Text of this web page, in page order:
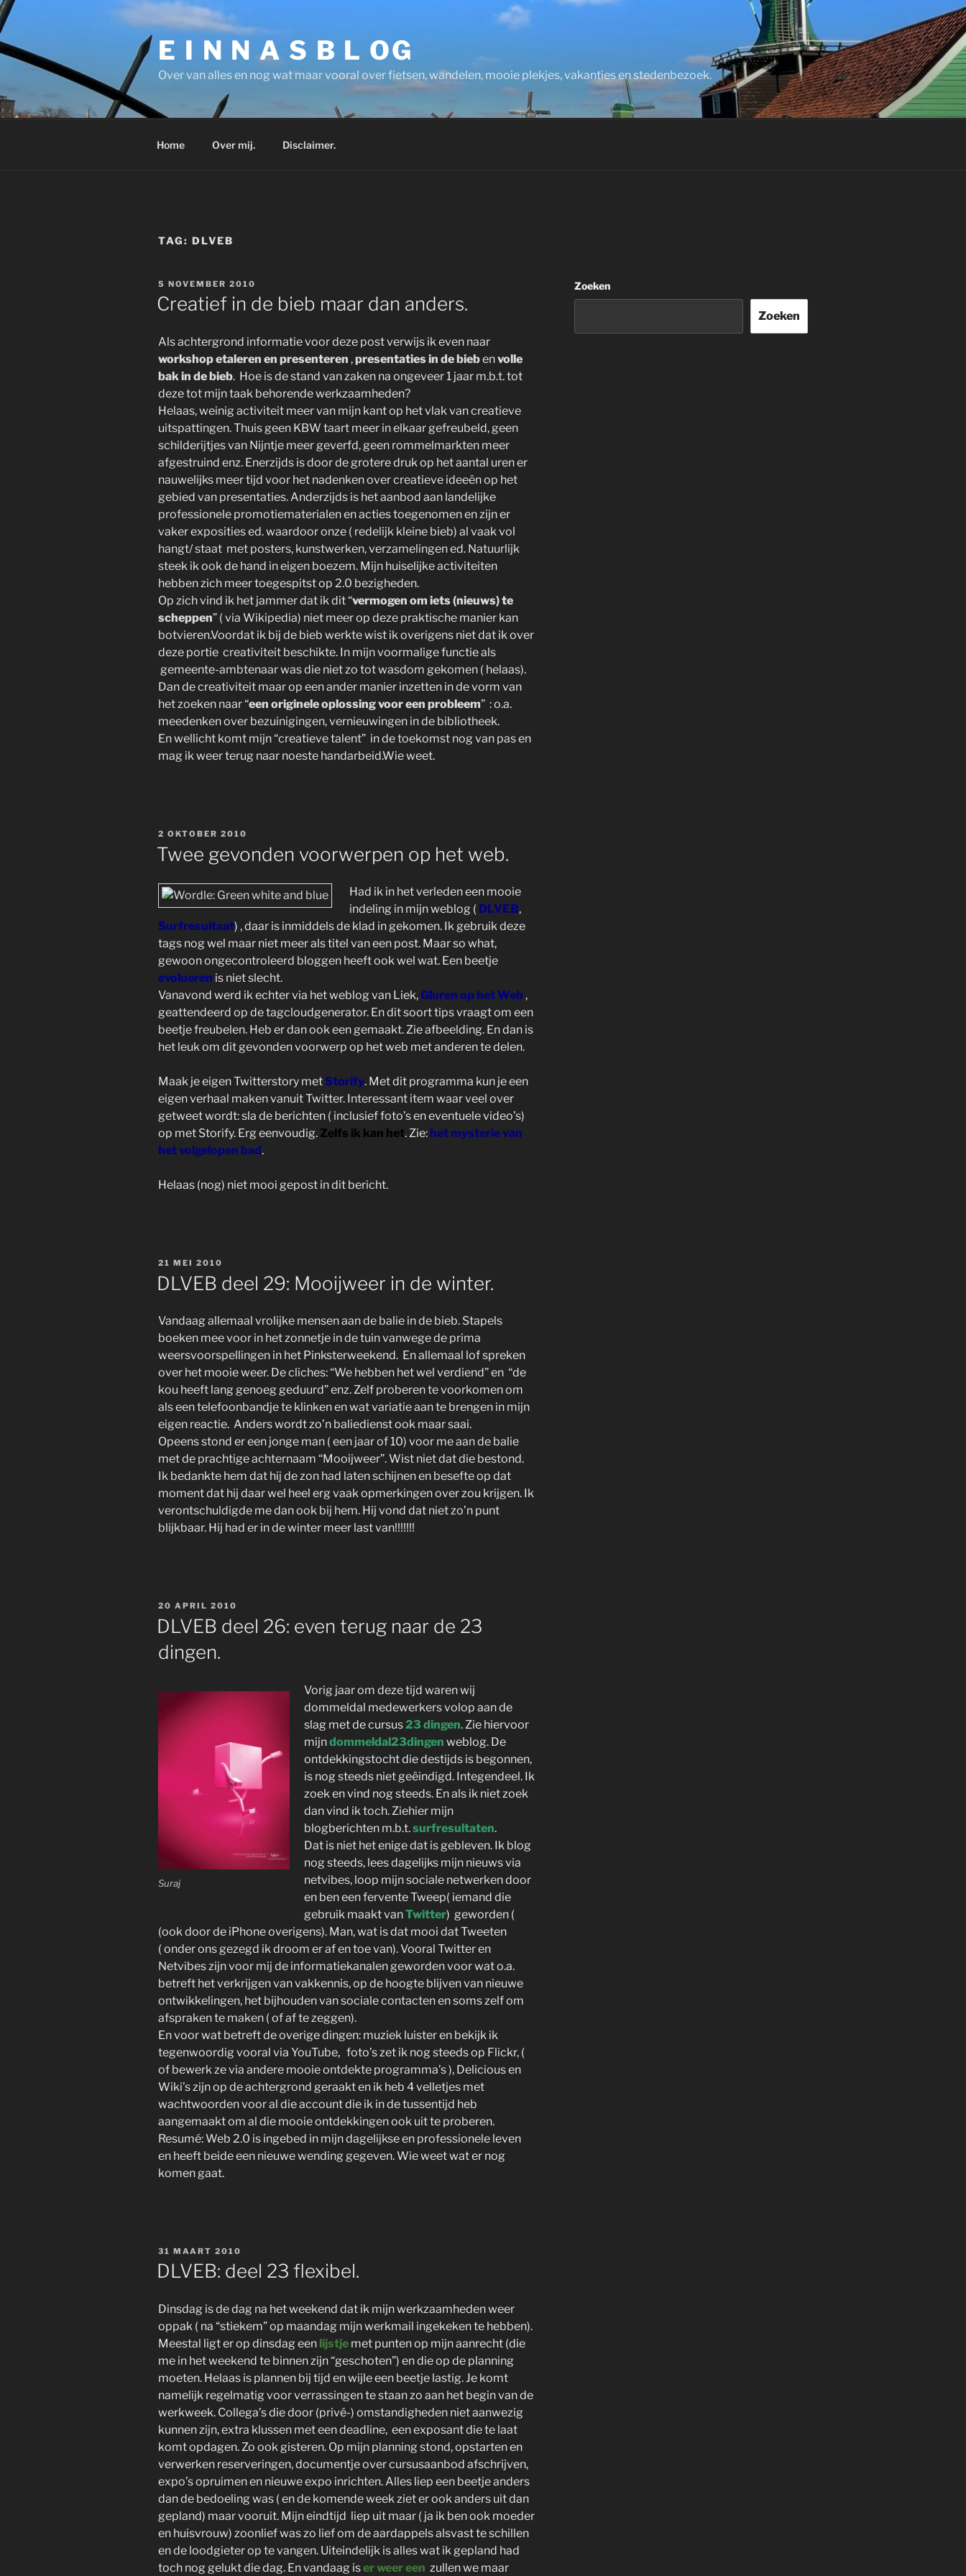
Ga
naar
de
inhoud
E I N N A S B L OG
Over van alles en nog wat maar vooral over fietsen, wandelen, mooie plekjes, vakanties en stedenbezoek.
Home Over mij. Disclaimer.
TAG: DLVEB
GEPLAATST
OP
5 NOVEMBER 2010
Creatief in de bieb maar dan anders.
Als achtergrond informatie voor deze post verwijs ik even naar
workshop etaleren en presenteren ,presentaties in de biebenvolle
bak in de bieb. Hoe is de stand van zaken na ongeveer 1 jaar m.b.t. tot
deze tot mijn taak behorende werkzaamheden?
Helaas, weinig activiteit meer van mijn kant op het vlak van creatieve
uitspattingen. Thuis geen KBW taart meer in elkaar gefreubeld, geen
schilderijtjes van Nijntje meer geverfd, geen rommelmarkten meer
afgestruind enz. Enerzijds is door de grotere druk op het aantal uren er
nauwelijks meer tijd voor het nadenken over creatieve ideeën op het
gebied van presentaties. Anderzijds is het aanbod aan landelijke
professionele promotiematerialen en acties toegenomen en zijn er
vaker exposities ed. waardoor onze ( redelijk kleine bieb) al vaak vol
hangt/ staat met posters, kunstwerken, verzamelingen ed. Natuurlijk
steek ik ook de hand in eigen boezem. Mijn huiselijke activiteiten
hebben zich meer toegespitst op 2.0 bezigheden.
Op zich vind ik het jammer dat ik dit “vermogen om iets (nieuws) te
scheppen” ( via Wikipedia) niet meer op deze praktische manier kan
botvieren.Voordat ik bij de bieb werkte wist ik overigens niet dat ik over
deze portie creativiteit beschikte. In mijn voormalige functie als
gemeente-ambtenaar was die niet zo tot wasdom gekomen ( helaas).
Dan de creativiteit maar op een ander manier inzetten in de vorm van
het zoeken naar “een originele oplossing voor een probleem” : o.a.
meedenken over bezuinigingen, vernieuwingen in de bibliotheek.
En wellicht komt mijn “creatieve talent” in de toekomst nog van pas en
mag ik weer terug naar noeste handarbeid.Wie weet.
GEPLAATST
2 OKTOBER 2010
Twee gevonden voorwerpen op het web.
Had ik in het verleden een mooie
indeling in mijn weblog ( DLVEB,
Surfresultaat) , daar is inmiddels de klad in gekomen. Ik gebruik deze
tags nog wel maar niet meer als titel van een post. Maar so what,
gewoon ongecontroleerd bloggen heeft ook wel wat. Een beetje
evolueren is niet slecht.
Vanavond werd ik echter via het weblog van Liek,Gluren op het Web ,
geattendeerd op de tagcloudgenerator. En dit soort tips vraagt om een
beetje freubelen. Heb er dan ook een gemaakt. Zie afbeelding. En dan is
het leuk om dit gevonden voorwerp op het web met anderen te delen.
Maak je eigen Twitterstory metStorify. Met dit programma kun je een
eigen verhaal maken vanuit Twitter. Interessant item waar veel over
getweet wordt: sla de berichten ( inclusief foto’s en eventuele video’s)
op met Storify. Erg eenvoudig. Zelfs ik kan het. Zie: het mysterie van
het volgelopen bad.
Helaas (nog) niet mooi gepost in dit bericht.
GEPLAATST
OP
21 MEI 2010
DLVEB deel 29: Mooijweer in de winter.
Vandaag allemaal vrolijke mensen aan de balie in de bieb. Stapels
boeken mee voor in het zonnetje in de tuin vanwege de prima
weersvoorspellingen in het Pinksterweekend. En allemaal lof spreken
over het mooie weer. De cliches: “We hebben het wel verdiend” en “de
kou heeft lang genoeg geduurd” enz. Zelf proberen te voorkomen om
als een telefoonbandje te klinken en wat variatie aan te brengen in mijn
eigen reactie. Anders wordt zo’n baliedienst ook maar saai.
Opeens stond er een jonge man ( een jaar of 10) voor me aan de balie
met de prachtige achternaam “Mooijweer”. Wist niet dat die bestond.
Ik bedankte hem dat hij de zon had laten schijnen en besefte op dat
moment dat hij daar wel heel erg vaak opmerkingen over zou krijgen. Ik
verontschuldigde me dan ook bij hem. Hij vond dat niet zo’n punt
blijkbaar. Hij had er in de winter meer last van!!!!!!!
GEPLAATST
OP
20 APRIL 2010
DLVEB deel 26: even terug naar de 23
dingen.
Suraj
Vorig jaar om deze tijd waren wij
dommeldal medewerkers volop aan de
slag met de cursus23 dingen. Zie hiervoor
mijndommeldal23dingen weblog. De
ontdekkingstocht die destijds is begonnen,
is nog steeds niet geëindigd. Integendeel. Ik
zoek en vind nog steeds. En als ik niet zoek
dan vind ik toch. Ziehier mijn
blogberichten m.b.t.surfresultaten.
Dat is niet het enige dat is gebleven. Ik blog
nog steeds, lees dagelijks mijn nieuws via
netvibes, loop mijn sociale netwerken door
en ben een fervente Tweep( iemand die
gebruik maakt vanTwitter) geworden (
(ook door de iPhone overigens). Man, wat is dat mooi dat Tweeten
( onder ons gezegd ik droom er af en toe van). Vooral Twitter en
Netvibes zijn voor mij de informatiekanalen geworden voor wat o.a.
betreft het verkrijgen van vakkennis, op de hoogte blijven van nieuwe
ontwikkelingen, het bijhouden van sociale contacten en soms zelf om
afspraken te maken ( of af te zeggen).
En voor wat betreft de overige dingen: muziek luister en bekijk ik
tegenwoordig vooral via YouTube, foto’s zet ik nog steeds op Flickr, (
of bewerk ze via andere mooie ontdekte programma’s ), Delicious en
Wiki’s zijn op de achtergrond geraakt en ik heb 4 velletjes met
wachtwoorden voor al die account die ik in de tussentijd heb
aangemaakt om al die mooie ontdekkingen ook uit te proberen.
Resumé: Web 2.0 is ingebed in mijn dagelijkse en professionele leven
en heeft beide een nieuwe wending gegeven. Wie weet wat er nog
komen gaat.
GEPLAATST
OP
31 MAART 2010
DLVEB: deel 23 flexibel.
Dinsdag is de dag na het weekend dat ik mijn werkzaamheden weer
oppak ( na “stiekem” op maandag mijn werkmail ingekeken te hebben).
Meestal ligt er op dinsdag een lijstje met punten op mijn aanrecht (die
me in het weekend te binnen zijn “geschoten”) en die op de planning
moeten. Helaas is plannen bij tijd en wijle een beetje lastig. Je komt
namelijk regelmatig voor verrassingen te staan zo aan het begin van de
werkweek. Collega’s die door (privé-) omstandigheden niet aanwezig
kunnen zijn, extra klussen met een deadline, een exposant die te laat
komt opdagen. Zo ook gisteren. Op mijn planning stond, opstarten en
verwerken reserveringen, documentje over cursusaanbod afschrijven,
expo’s opruimen en nieuwe expo inrichten. Alles liep een beetje anders
dan de bedoeling was ( en de komende week ziet er ook anders uit dan
gepland) maar vooruit. Mijn eindtijd liep uit maar ( ja ik ben ook moeder
en huisvrouw) zoonlief was zo lief om de aardappels alsvast te schillen
en de loodgieter op te vangen. Uiteindelijk is alles wat ik gepland had
toch nog gelukt die dag. En vandaag iser weer een zullen we maar
Zoeken
Zoeken